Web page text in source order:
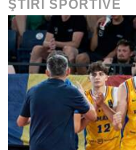
ŞTIRI SPORTIVE